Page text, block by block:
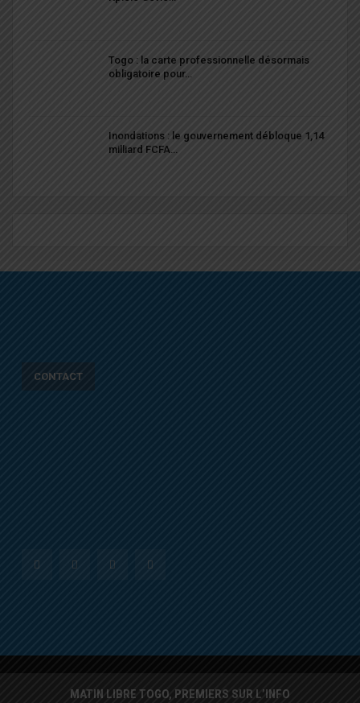
Togo : la carte professionnelle désormais
obligatoire pour…
Inondations : le gouvernement débloque 1,14
milliard FCFA…
CONTACT
MATIN LIBRE TOGO, PREMIERS SUR L’INFO